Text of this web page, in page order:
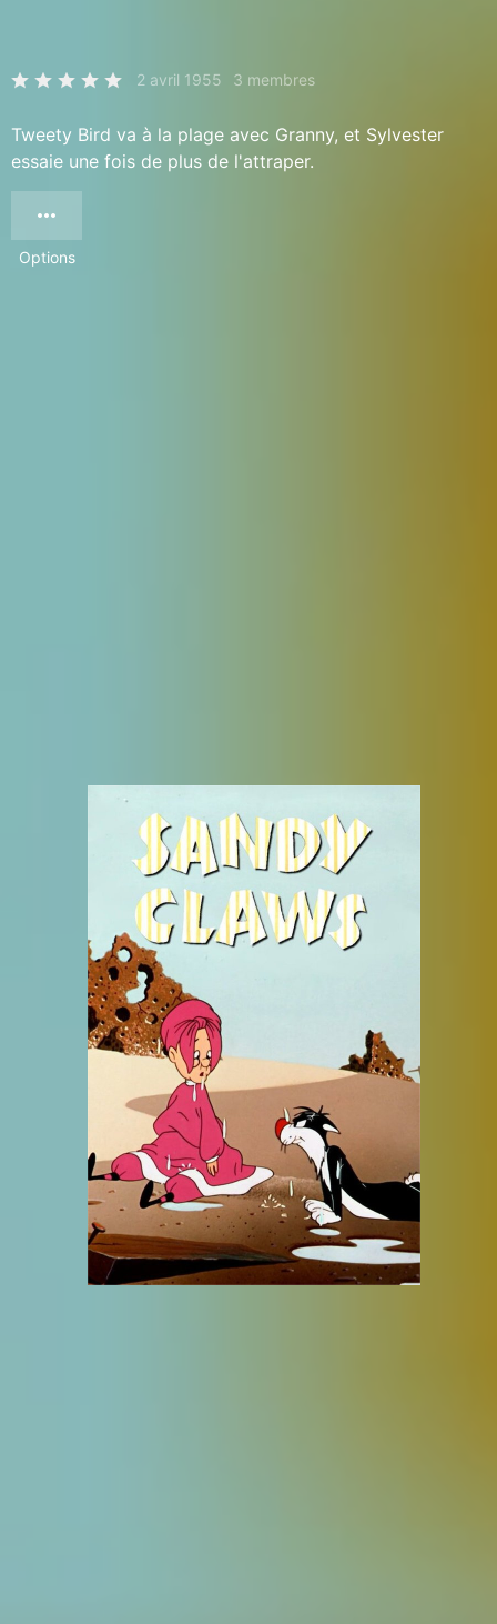
2 avril 1955 3 membres
Tweety Bird va à la plage avec Granny, et Sylvester
essaie une fois de plus de l'attraper.
Options